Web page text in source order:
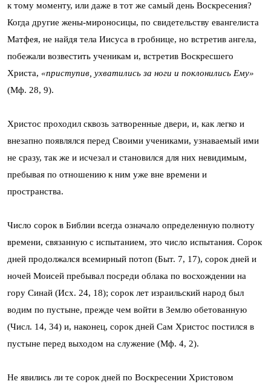
к тому моменту, или даже в тот же самый день Воскресения?
Когда другие жены-мироносицы, по свидетельству евангелиста
Матфея, не найдя тела Иисуса в гробнице, но встретив ангела,
побежали возвестить ученикам и, встретив Воскресшего
Христа, «приступив, ухватились за ноги и поклонились Ему»
(Мф. 28, 9).
Христос проходил сквозь затворенные двери, и, как легко и
внезапно появлялся перед Своими учениками, узнаваемый ими
не сразу, так же и исчезал и становился для них невидимым,
пребывая по отношению к ним уже вне времени и
пространства.
Число сорок в Библии всегда означало определенную полноту
времени, связанную с испытанием, это число испытания. Сорок
дней продолжался всемирный потоп (Быт. 7, 17), сорок дней и
ночей Моисей пребывал посреди облака по восхождении на
гору Синай (Исх. 24, 18); сорок лет израильский народ был
водим по пустыне, прежде чем войти в Землю обетованную
(Числ. 14, 34) и, наконец, сорок дней Сам Христос постился в
пустыне перед выходом на служение (Мф. 4, 2).
Не явились ли те сорок дней по Воскресении Христовом